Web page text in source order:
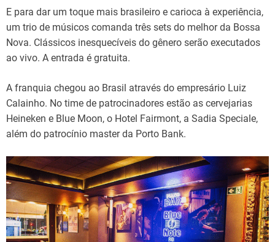
E para dar um toque mais brasileiro e carioca à experiência,
um trio de músicos comanda três sets do melhor da Bossa
Nova. Clássicos inesquecíveis do gênero serão executados
ao vivo. A entrada é gratuita.
A franquia chegou ao Brasil através do empresário Luiz
Calainho. No time de patrocinadores estão as cervejarias
Heineken e Blue Moon, o Hotel Fairmont, a Sadia Speciale,
além do patrocínio master da Porto Bank.